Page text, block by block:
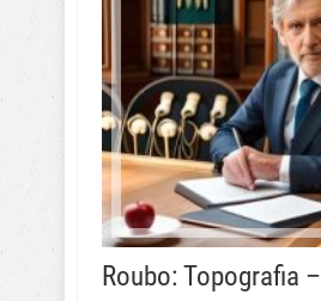
Roubo: Topografia –